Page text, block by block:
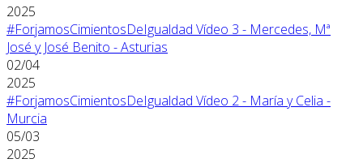
2025
#ForjamosCimientosDeIgualdad Vídeo 3 - Mercedes, Mª
José y José Benito - Asturias
02/04
2025
#ForjamosCimientosDeIgualdad Vídeo 2 - María y Celia -
Murcia
05/03
2025